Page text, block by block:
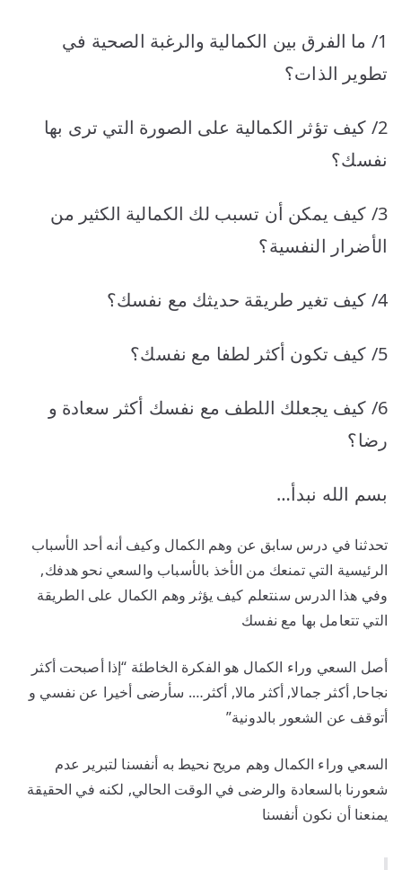
1/ ما الفرق بين الكمالية والرغبة الصحية في
تطوير الذات؟
2/ كيف تؤثر الكمالية على الصورة التي ترى بها
نفسك؟
3/ كيف يمكن أن تسبب لك الكمالية الكثير من
الأضرار النفسية؟
4/ كيف تغير طريقة حديثك مع نفسك؟
5/ كيف تكون أكثر لطفا مع نفسك؟
6/ كيف يجعلك اللطف مع نفسك أكثر سعادة و
رضا؟
بسم الله نبدأ…
تحدثنا في درس سابق عن وهم الكمال وكيف أنه أحد الأسباب
الرئيسية التي تمنعك من الأخذ بالأسباب والسعي نحو هدفك,
وفي هذا الدرس سنتعلم كيف يؤثر وهم الكمال على الطريقة
التي تتعامل بها مع نفسك
أصل السعي وراء الكمال هو الفكرة الخاطئة “إذا أصبحت أكثر
نجاحا, أكثر جمالا, أكثر مالا, أكثر…. سأرضى أخيرا عن نفسي و
أتوقف عن الشعور بالدونية”
السعي وراء الكمال وهم مريح نحيط به أنفسنا لتبرير عدم
شعورنا بالسعادة والرضى في الوقت الحالي, لكنه في الحقيقة
يمنعنا أن نكون أنفسنا